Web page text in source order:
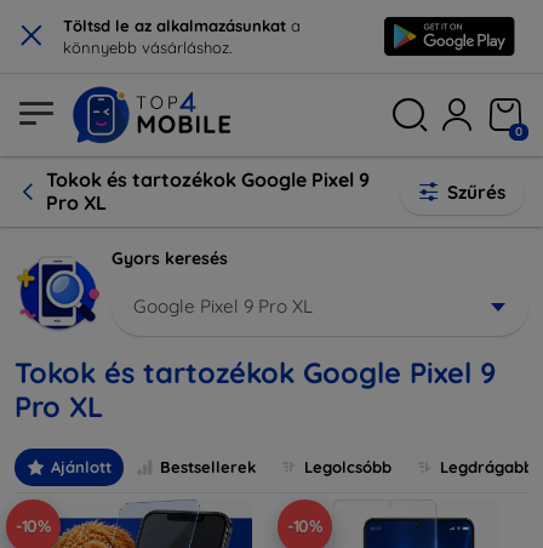
× Töltsd le az alkalmazásunkat a
könnyebb vásárláshoz.
0
Tokok és tartozékok Google Pixel 9
Pro XL
Szűrés
Gyors keresés
Google Pixel 9 Pro XL
Tokok és tartozékok Google Pixel 9
Pro XL
Ajánlott Bestsellerek Legolcsóbb Legdrágabb
-10% -10%